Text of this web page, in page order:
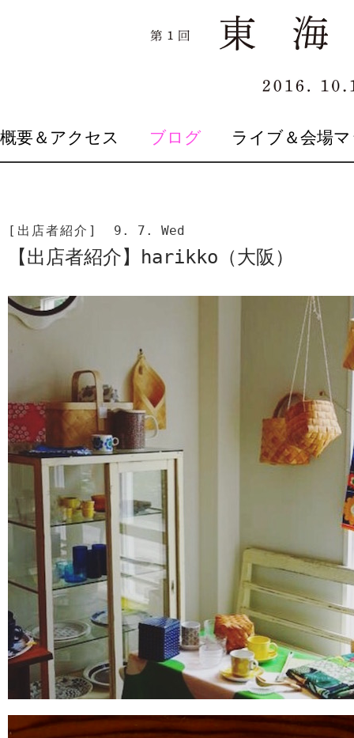
SKIP
TO
概要＆アクセス ブログ ライブ＆会場
[出店者紹介] 9. 7. Wed
【出店者紹介】harikko（大阪）